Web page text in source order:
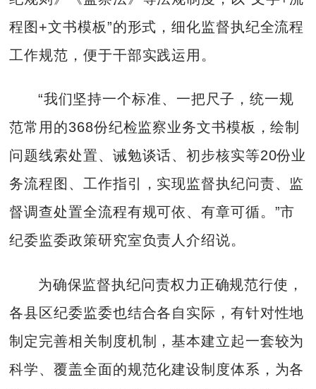
程图+文书模板”的形式，细化监督执纪全流程
工作规范，便于干部实践运用。
“我们坚持一个标准、一把尺子，统一规
范常用的368份纪检监察业务文书模板，绘制
问题线索处置、诫勉谈话、初步核实等20份业
务流程图、工作指引，实现监督执纪问责、监
督调查处置全流程有规可依、有章可循。”市
纪委监委政策研究室负责人介绍说。
为确保监督执纪问责权力正确规范行使，
各县区纪委监委也结合各自实际，有针对性地
制定完善相关制度机制，基本建立起一套较为
科学、覆盖全面的规范化建设制度体系，为各